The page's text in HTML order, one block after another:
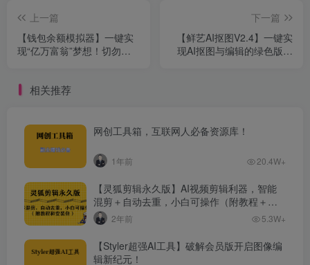
上一篇
【钱包余额模拟器】一键实
现“亿万富翁”梦想！切勿滥
下一篇
【鲜艺AI抠图V2.4】一键实
现AI抠图与编辑的绿色版软
相关推荐
网创工具箱，互联网人必备资源库！
1年前 20.4W+
【灵狐剪辑永久版】AI视频剪辑利器，智能
混剪＋自动去重，小白可操作（附教程＋安
装包）2年前 5.3W+
【Styler超强AI工具】破解会员版开启图像编
辑新纪元！